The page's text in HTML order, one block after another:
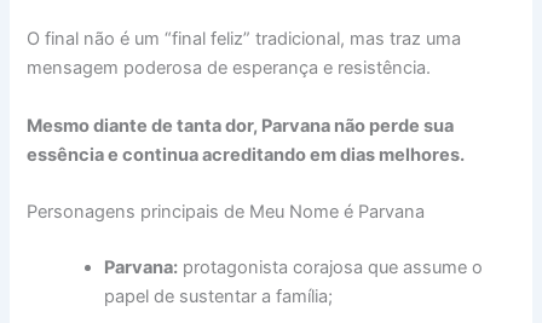
O final não é um “final feliz” tradicional, mas traz uma
mensagem poderosa de esperança e resistência.
Mesmo diante de tanta dor, Parvana não perde sua
essência e continua acreditando em dias melhores.
Personagens principais de Meu Nome é Parvana
Parvana: protagonista corajosa que assume o
papel de sustentar a família;